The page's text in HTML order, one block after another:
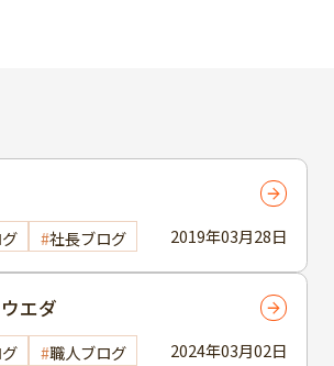
2019年03月28日
社長ブログ
2024年03月02日
エダ
職人ブログ